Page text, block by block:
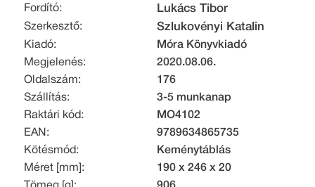
Fordító:
Lukács Tibor
Szerkesztő: Szlukovényi Katalin
Kiadó:
Móra Könyvkiadó
Megjelenés:
2020.08.06.
Oldalszám:
176
Szállítás:
3-5 munkanap
Raktári kód:
MO4102
EAN:
9789634865735
Kötésmód:
Keménytáblás
Méret [mm]:
190 x 246 x 20